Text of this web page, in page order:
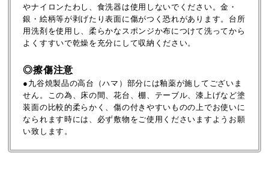
やナイロンたわし、食洗器は使用しないでください。金・
銀・絵柄等が剥げたり表面に傷がつく恐れがあります。台所
用洗剤を使用し、柔らかなスポンジか布につけて洗ってから
よくすすいで乾燥を充分にして収納ください。
◎擦傷注意
●九谷焼製品の高台（ハマ）部分には釉薬が施してございま
せん。この為、床の間、花台、棚、テーブル、漆上げなど塗
装面の比較的柔らかく、傷の付きやすいものの上でお使いに
なられます時には、必ず敷物をご使用くださいますようお願
い致します。